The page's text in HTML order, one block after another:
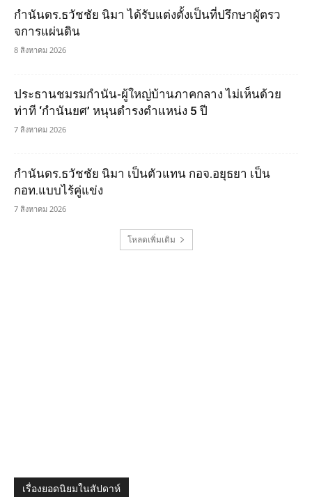
กำนันดร.ธวัชชัย นิมา ได้รับแต่งตั้งเป็นที่ปรึกษาผูัตรว
จการแผ่นดิน
8 สิงหาคม 2026
ประธานชมรมกำนัน-ผู้ใหญ่บ้านภาคกลาง ไม่เห็นด้วย
ท่าที ‘กำนันยศ’ หนุนดำรงตำแหน่ง 5 ปี
7 สิงหาคม 2026
กำนันดร.ธวัชชัย นิมา เป็นตัวแทน กอจ.อยุธยา เป็น
กอท.แบบไร้คู่แข่ง
7 สิงหาคม 2026
โหลดเพิ่มเติม
เรื่องยอดนิยมในสัปดาห์